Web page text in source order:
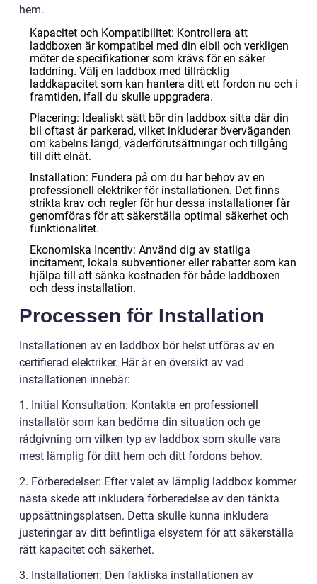
hem.
Kapacitet och Kompatibilitet: Kontrollera att
laddboxen är kompatibel med din elbil och verkligen
möter de specifikationer som krävs för en säker
laddning. Välj en laddbox med tillräcklig
laddkapacitet som kan hantera ditt ett fordon nu och i
framtiden, ifall du skulle uppgradera.
Placering: Idealiskt sätt bör din laddbox sitta där din
bil oftast är parkerad, vilket inkluderar överväganden
om kabelns längd, väderförutsättningar och tillgång
till ditt elnät.
Installation: Fundera på om du har behov av en
professionell elektriker för installationen. Det finns
strikta krav och regler för hur dessa installationer får
genomföras för att säkerställa optimal säkerhet och
funktionalitet.
Ekonomiska Incentiv: Använd dig av statliga
incitament, lokala subventioner eller rabatter som kan
hjälpa till att sänka kostnaden för både laddboxen
och dess installation.
Processen för Installation
Installationen av en laddbox bör helst utföras av en
certifierad elektriker. Här är en översikt av vad
installationen innebär:
1. Initial Konsultation: Kontakta en professionell
installatör som kan bedöma din situation och ge
rådgivning om vilken typ av laddbox som skulle vara
mest lämplig för ditt hem och ditt fordons behov.
2. Förberedelser: Efter valet av lämplig laddbox kommer
nästa skede att inkludera förberedelse av den tänkta
uppsättningsplatsen. Detta skulle kunna inkludera
justeringar av ditt befintliga elsystem för att säkerställa
rätt kapacitet och säkerhet.
3. Installationen: Den faktiska installationen av